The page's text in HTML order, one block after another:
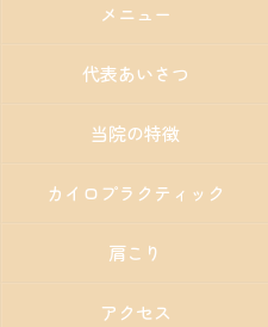
メニュー
代表あいさつ
当院の特徴
カイロプラクティック
肩こり
アクセス